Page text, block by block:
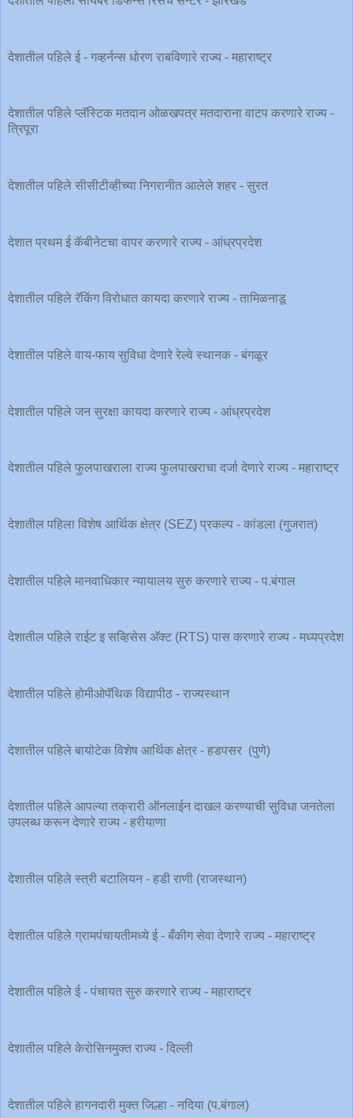
देशातील पहिले ई - गव्हर्नन्स धोरण राबविणारे राज्य - महाराष्ट्र
देशातील पहिले प्लॅस्टिक मतदान ओळखपत्र मतदाराना वाटप करणारे राज्य -
त्रिपूरा
देशातील पहिले सीसीटीव्हीच्या निगरानीत आलेले शहर - सुरत
देशात प्रथम ई कॅबीनेटचा वापर करणारे राज्य - आंध्रप्रदेश
देशातील पहिले रॅकिंग विरोधात कायदा करणारे राज्य - तामिळनाडू
देशातील पहिले वाय-फाय सुविधा देणारे रेल्वे स्थानक - बंगळूर
देशातील पहिले जन सुरक्षा कायदा करणारे राज्य - आंध्रप्रदेश
देशातील पहिले फुलपाखराला राज्य फुलपाखराचा दर्जा देणारे राज्य - महाराष्ट्र
देशातील पहिला विशेष आर्थिक क्षेत्र (SEZ) प्रकल्प - कांडला (गुजरात)
देशातील पहिले मानवाधिकार न्यायालय सुरु करणारे राज्य - प.बंगाल
देशातील पहिले राईट इ सव्हिसेस अ‍ॅक्ट (RTS) पास करणारे राज्य - मध्यप्रदेश
देशातील पहिले होमीओपॅथिक विद्यापीठ - राज्यस्थान
देशातील पहिले बायोटेक विशेष आर्थिक क्षेत्र - हडपसर (पुणे)
देशातील पहिले आपल्या तक्रारी ऑनलाईन दाखल करण्याची सुविधा जनतेला
उपलब्ध करून देणारे राज्य - हरीयाणा
देशातील पहिले स्त्री बटालियन - हडी राणी (राजस्थान)
देशातील पहिले ग्रामपंचायतीमध्ये ई - बँकीग सेवा देणारे राज्य - महाराष्ट्र
देशातील पहिले ई - पंचायत सुरु करणारे राज्य - महाराष्ट्र
देशातील पहिले केरोसिनमुक्त राज्य - दिल्ली
देशातील पहिले हागनदारी मुक्त जिल्हा - नदिया (प.बंगाल)